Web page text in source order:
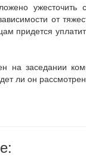
от
придется
на заседании
ли он